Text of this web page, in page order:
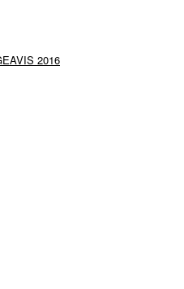
2016